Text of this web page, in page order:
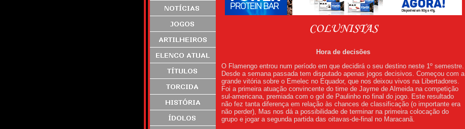
Hora de decisões
O Flamengo entrou num período em que decidirá o seu destino neste 1º semestre.
Desde a semana passada tem disputado apenas jogos decisivos. Começou com a
grande vitória sobre o Emelec no Equador, que nos deixou vivos na Libertadores.
Foi a primeira atuação convincente do time de Jayme de Almeida na competição
sul-americana, premiada com o gol de Paulinho no final do jogo. Este resultado
não fez tanta diferença em relação às chances de classificação (o importante era
não perder), Mas nos dá a possibilidade de terminar na primeira colocação do
grupo e jogar a segunda partida das oitavas-de-final no Maracanã.